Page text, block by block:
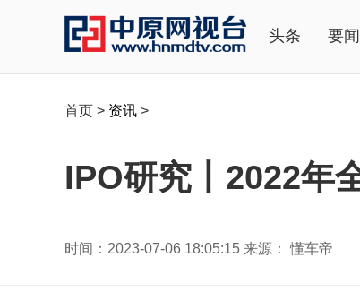
头条 要闻
首页 > 资讯 >
IPO研究丨2022年
时间：2023-07-06 18:05:15 来源： 懂车帝